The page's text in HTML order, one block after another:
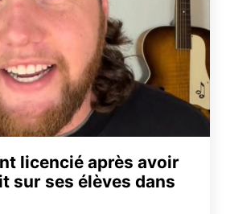
licencié après avoir
sur ses élèves dans